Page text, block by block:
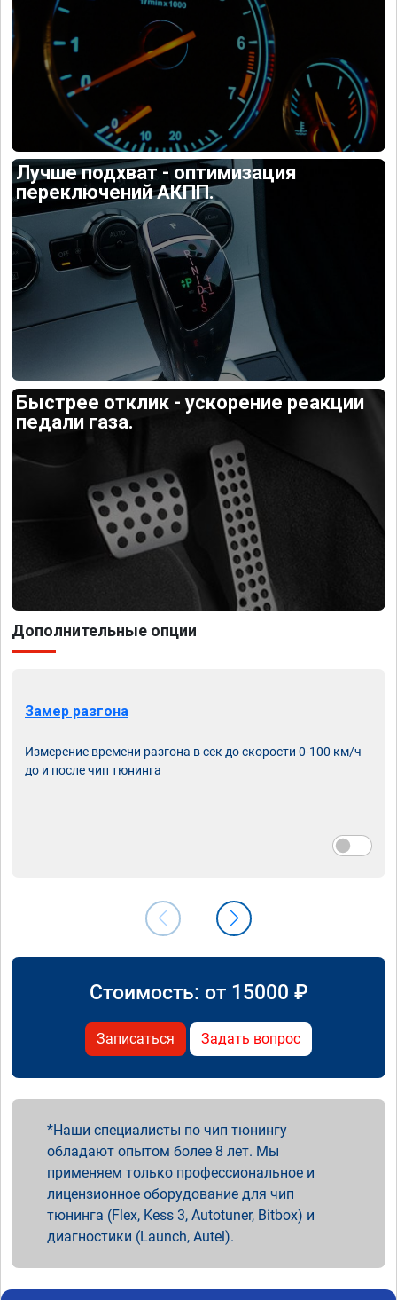
Лучше подхват - оптимизация
переключений АКПП.
Быстрее отклик - ускорение реакции
педали газа.
Дополнительные опции
Замер разгона
Измерение времени разгона в сек до скорости 0-100 км/ч
до и после чип тюнинга
Стоимость: от 15000 ₽
Записаться Задать вопрос
Наши специалисты по чип тюнингу
обладают опытом более 8 лет. Мы
применяем только профессиональное и
лицензионное оборудование для чип
тюнинга (Flex, Kess 3, Autotuner, Bitbox) и
диагностики (Launch, Autel).